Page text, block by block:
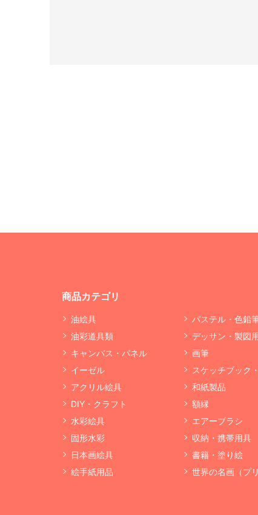
商品カテゴリ
油絵具
油彩道具類
キャンバス・パネル
イーゼル
アクリル絵具
DIY・クラフト
水彩絵具
固形水彩
日本画絵具
絵手紙用品
パステル・色鉛
デッサン・製図
画筆
スケッチブック
和紙製品
額縁
エアーブラシ
収納・携帯用具
書籍・塗り絵
世界の名画（プ